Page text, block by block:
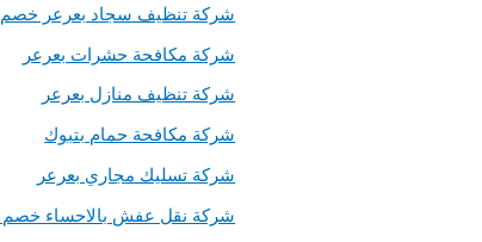
شركة تنظيف سجاد بعرعر خصم 37%
شركة مكافحة حشرات بعرعر
شركة تنظيف منازل بعرعر
شركة مكافحة حمام بتبوك
شركة تسليك مجاري بعرعر